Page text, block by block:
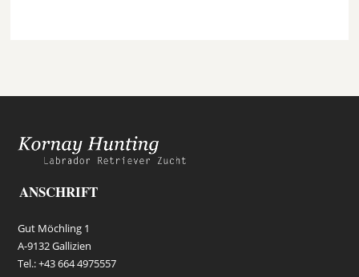
ANSCHRIFT
Gut Möchling 1
A-9132 Gallizien
Tel.: +43 664 4975557